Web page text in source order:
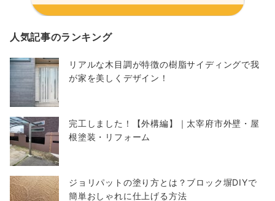
人気記事のランキング
リアルな木目調が特徴の樹脂サイディングで我
が家を美しくデザイン！
完工しました！【外構編】｜太宰府市外壁・屋
根塗装・リフォーム
ジョリパットの塗り方とは？ブロック塀DIYで
簡単おしゃれに仕上げる方法